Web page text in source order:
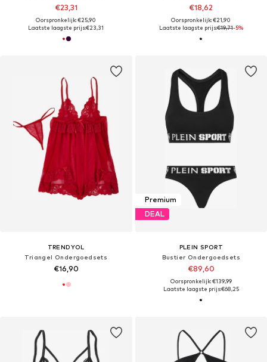
€23,31
Oorspronkelijk: €25,90
Laatste laagste prijs:€23,31
€18,62
Oorspronkelijk: €21,90
Laatste laagste prijs:€19,71-5%
TRENDYOL
Triangel Ondergoedsets
€16,90
Premium
DEAL
PLEIN SPORT
Bustier Ondergoedsets
€89,60
Oorspronkelijk: €139,99
Laatste laagste prijs:€68,25